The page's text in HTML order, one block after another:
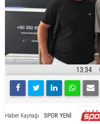
13:34
Haber Kaynağı SPOR YENİ